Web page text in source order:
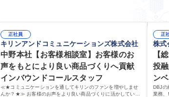
正社員
キリンアンドコミュニケーションズ株式会社
中野本社【お客様相談室】お客様のお
声をもとにより良い商品づくりへ貢献
インバウンドコールスタッフ
≪★コミュニケーションを通してキリンのファンを増やしませ
んか？★≫ お客様のお声をより良い商品づくりに活かしていく
正
株式
【
投
ン
フ
DBJの
業務、